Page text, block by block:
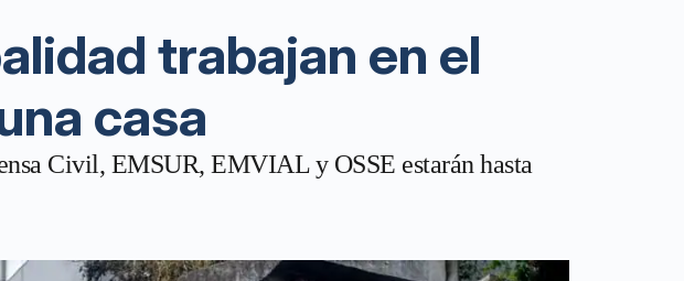
trabajan en el
casa
Civil, EMSUR, EMVIAL y OSSE estarán hasta